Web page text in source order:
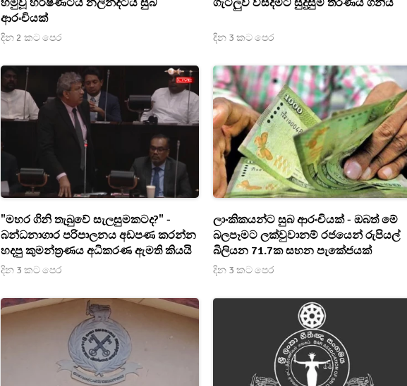
ආරංචියක්
දින 2 කට පෙර දින 3 කට පෙර
"මහර ගිනි තැබුවේ සැලසුමකටද?" -
බන්ධනාගාර පරිපාලනය අඩපණ කරන්න
හදපු කුමන්ත්‍රණය අධිකරණ ඇමති කියයි
දින 3 කට පෙර
ලාංකිකයන්ට සුබ ආරංචියක් - ඔබත් මේ
බලපෑමට ලක්වුවානම් රජයෙන් රුපියල්
බිලියන 71.7ක සහන පැකේජයක්
දින 3 කට පෙර